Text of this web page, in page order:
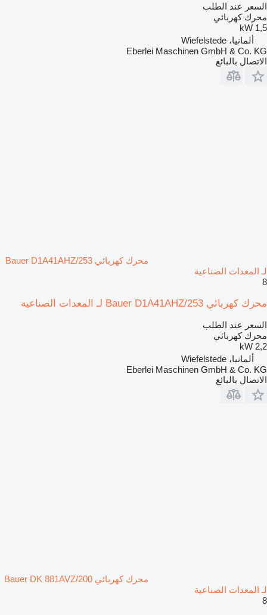
السعر عند الطلب
محرك كهربائي
1,5 kW
ألمانيا، Wiefelstede
Eberlei Maschinen GmbH & Co. KG
الاتصال بالبائع
محرك كهربائي Bauer D1A41AHZ/253
لـ المعدات الصناعية
8
محرك كهربائي Bauer D1A41AHZ/253 لـ المعدات الصناعية
السعر عند الطلب
محرك كهربائي
2,2 kW
ألمانيا، Wiefelstede
Eberlei Maschinen GmbH & Co. KG
الاتصال بالبائع
محرك كهربائي Bauer DK 881AVZ/200
لـ المعدات الصناعية
8